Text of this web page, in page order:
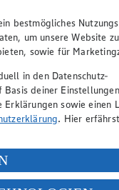
Dr. Dirk
Website
Grafiken aus
Anschriften unserer
vor einer
bestmögliches
um unsere Website zu
sowie für
in den Datenschutz-
deiner
sowie einen
. Hier
durch Facebook und
Art. 49 Abs. 1 Satz 1 lit.